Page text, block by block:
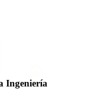
Ingeniería